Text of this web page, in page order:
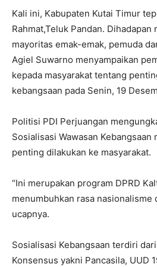
Kali ini, Kabupaten Kutai Timur
Rahmat,Teluk Pandan. Dihadapan
mayoritas emak-emak, pemuda
Agiel Suwarno menyampaikan
kepada masyarakat tentang
kebangsaan pada Senin, 19
Politisi PDI Perjuangan
Sosialisasi Wawasan Kebangsaan
penting dilakukan ke masyarakat.
“Ini merupakan program DPRD
menumbuhkan rasa nasionalisme
ucapnya.
Sosialisasi Kebangsaan terdiri
Konsensus yakni Pancasila, UUD